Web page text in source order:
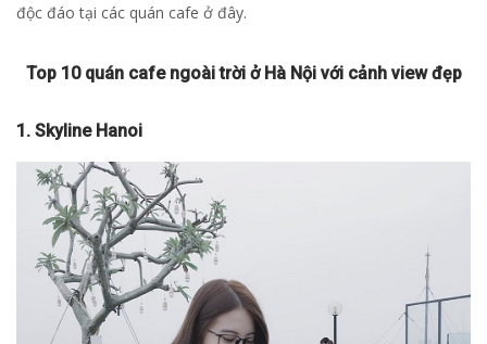
độc đáo tại các quán cafe ở đây.
Top 10 quán cafe ngoài trời ở Hà Nội với cảnh view đẹp
1. Skyline Hanoi